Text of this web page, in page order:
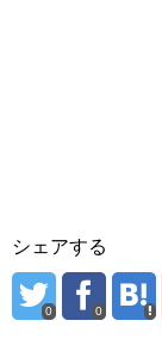
シェアする
0 0